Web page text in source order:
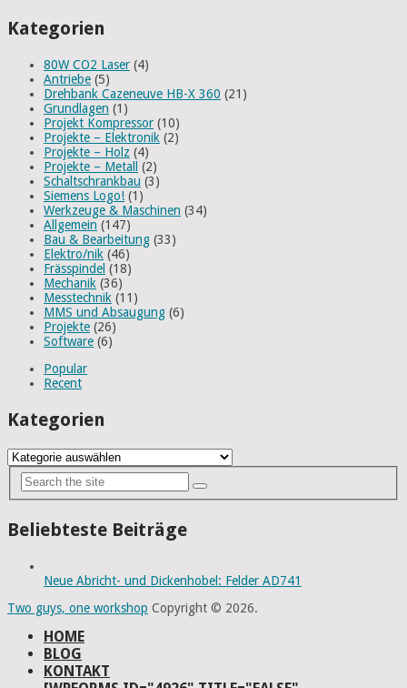
Kategorien
80W CO2 Laser (4)
Antriebe (5)
Drehbank Cazeneuve HB-X 360 (21)
Grundlagen (1)
Projekt Kompressor (10)
Projekte – Elektronik (2)
Projekte – Holz (4)
Projekte – Metall
(2)
Schaltschrankbau (3)
Siemens Logo! (1)
Werkzeuge & Maschinen (34)
Allgemein (147)
Bau & Bearbeitung (33)
Elektro/nik (46)
Frässpindel (18)
Mechanik (36)
Messtechnik (11)
MMS und Absaugung (6)
Projekte (26)
Software (6)
Popular
Recent
Kategorien
Kategorien
Beliebteste Beiträge
Neue Abricht- und Dickenhobel: Felder AD741
Two guys, one workshop Copyright © 2026.
HOME
BLOG
KONTAKT